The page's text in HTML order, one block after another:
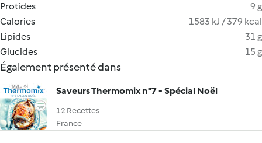
Protides
9 g
Calories
1583 kJ / 379 kcal
Lipides
31 g
Glucides
15 g
Également présenté dans
Saveurs Thermomix n°7 - Spécial Noël
12 Recettes
France